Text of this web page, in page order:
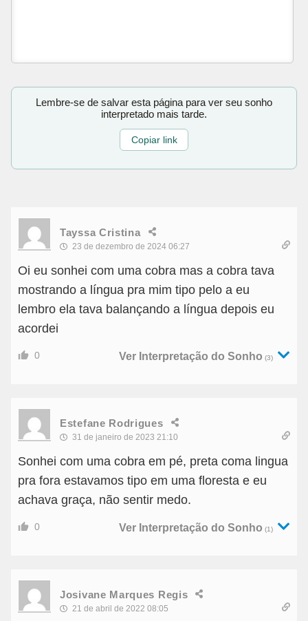
Lembre-se de salvar esta página para ver seu sonho
interpretado mais tarde.
Copiar link
Tayssa Cristina
23 de dezembro de 2024 06:27
Oi eu sonhei com uma cobra mas a cobra tava
mostrando a língua pra mim tipo pelo a eu
lembro ela tava balançando a língua depois eu
acordei
0 Ver Interpretação do Sonho (3)
Estefane Rodrigues
31 de janeiro de 2023 21:10
Sonhei com uma cobra em pé, preta coma lingua
pra fora estavamos tipo em uma floresta e eu
achava graça, não sentir medo.
0 Ver Interpretação do Sonho (1)
Josivane Marques Regis
21 de abril de 2022 08:05